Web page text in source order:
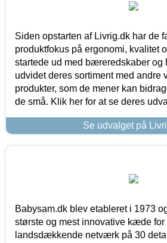
Siden opstarten af Livrig.dk har de
produktfokus på ergonomi, kvalitet
startede ud med bæreredskaber og
udvidet deres sortiment med andre
produkter, som de mener kan
de små. Klik her for at se deres
Se udvalget på
Babysam.dk blev etableret i 1973
største og mest innovative kæde for
landsdækkende netværk på 30